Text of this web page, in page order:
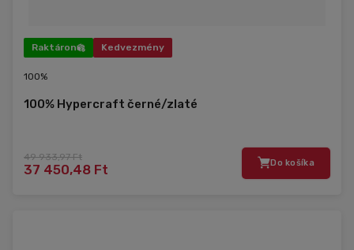
Raktáron Kedvezmény
100%
100% Hypercraft černé/zlaté
49 933,97 Ft
37 450,48 Ft Do košíka